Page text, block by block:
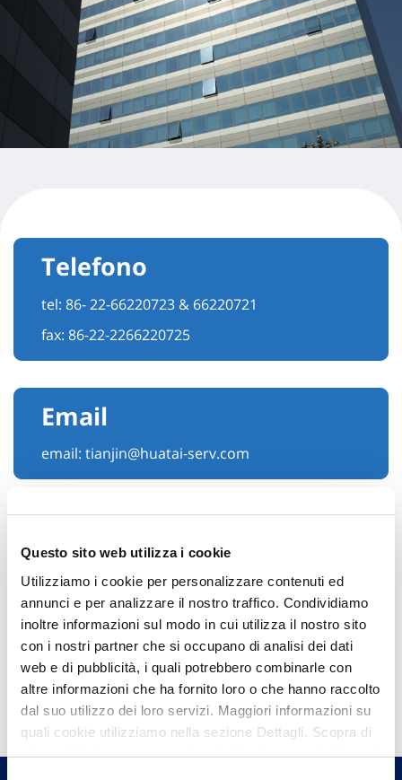
Questo sito web utilizza i cookie
Utilizziamo i cookie per personalizzare contenuti ed
annunci e per analizzare il nostro traffico. Condividiamo
inoltre informazioni sul modo in cui utilizza il nostro sito
con i nostri partner che si occupano di analisi dei dati
web e di pubblicità, i quali potrebbero combinarle con
altre informazioni che ha fornito loro o che hanno raccolto
dal suo utilizzo dei loro servizi. Maggiori informazioni su
quali cookie utilizziamo nella sezione Dettagli. Scopra di
più su chi siamo, come può contattarci e come trattiamo i
Telefono
tel: 86- 22-66220723 & 66220721
fax: 86-22-2266220725
Email
email: tianjin@huatai-serv.com
Hai bisogno di
informazioni?
Trova l'Agenzia più vicina a te e parla con